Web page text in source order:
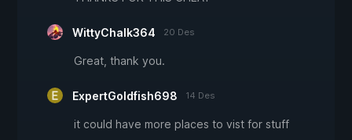
WittyChalk364 20 Des
Great, thank you.
ExpertGoldfish698 14 Des
it could have more places to vist for stuff